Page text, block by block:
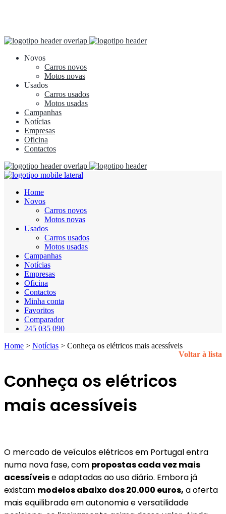
Novos
Carros novos
Motos novas
Usados
Carros usados
Motos usadas
Campanhas
Notícias
Empresas
Oficina
Contactos
Home
Novos
Carros novos
Motos novas
Usados
Carros usados
Motos usadas
Campanhas
Notícias
Empresas
Oficina
Contactos
Minha conta
Favoritos
Comparador
245 035 090
Home > Notícias > Conheça os elétricos mais acessíveis
Voltar à lista
Conheça os elétricos
mais acessíveis
O mercado de veículos elétricos em Portugal entra
numa nova fase, com propostas cada vez mais
acessíveise adaptadas ao uso diário. Embora já
existam modelos abaixo dos 20.000 euros, a oferta
mais equilibrada em autonomia e versatilidade